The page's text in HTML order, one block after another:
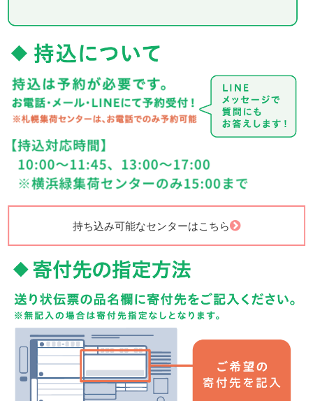
持ち込み可能なセンターはこちら